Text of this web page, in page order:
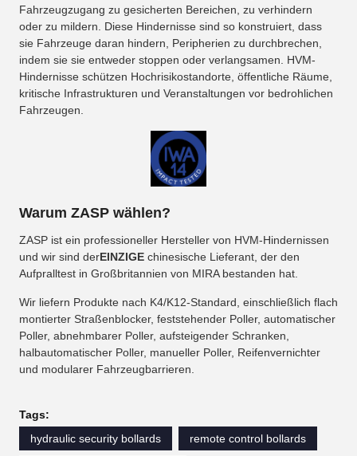
Fahrzeugzugang zu gesicherten Bereichen, zu verhindern
oder zu mildern. Diese Hindernisse sind so konstruiert, dass
sie Fahrzeuge daran hindern, Peripherien zu durchbrechen,
indem sie sie entweder stoppen oder verlangsamen. HVM-
Hindernisse schützen Hochrisikostandorte, öffentliche Räume,
kritische Infrastrukturen und Veranstaltungen vor bedrohlichen
Fahrzeugen.
Warum ZASP wählen?
ZASP ist ein professioneller Hersteller von HVM-Hindernissen
und wir sind derEINZIGE chinesische Lieferant, der den
Aufpralltest in Großbritannien von MIRA bestanden hat.
Wir liefern Produkte nach K4/K12-Standard, einschließlich flach
montierter Straßenblocker, feststehender Poller, automatischer
Poller, abnehmbarer Poller, aufsteigender Schranken,
halbautomatischer Poller, manueller Poller, Reifenvernichter
und modularer Fahrzeugbarrieren.
Tags:
hydraulic security bollards
remote control bollards